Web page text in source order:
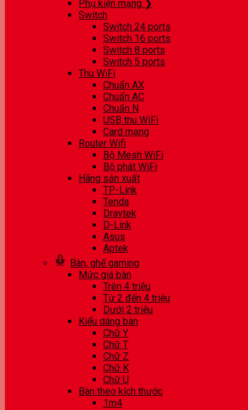
Phụ kiện mạng ❯
Switch
Switch 24 ports
Switch 16 ports
Switch 8 ports
Switch 5 ports
Thu WiFi
Chuẩn AX
Chuẩn AC
Chuẩn N
USB thu WiFi
Card mạng
Router Wifi
Bộ Mesh WiFi
Bộ phát WiFi
Hãng sản xuất
TP-Link
Tenda
Draytek
D-Link
Asus
Aptek
Bàn, ghế gaming
Mức giá bàn
Trên 4 triệu
Từ 2 đến 4 triệu
Dưới 2 triệu
Kiểu dáng bàn
Chữ Y
Chữ T
Chữ Z
Chữ K
Chữ U
Bàn theo kích thước
1m4